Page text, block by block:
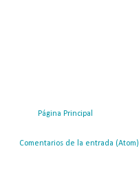
Página Principal
Comentarios de la entrada (Atom)